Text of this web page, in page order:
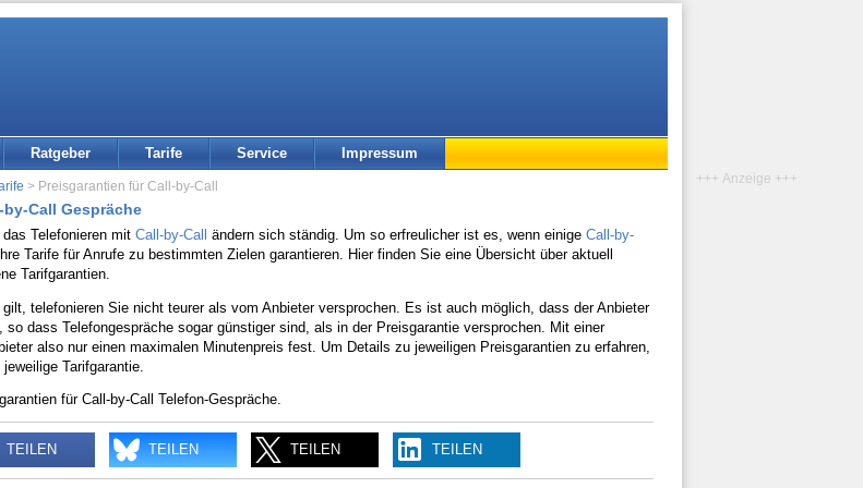
Ratgeber Tarife Service Impressum
> Preisgarantien für Call-by-Call
Call Gespräche
Telefonieren mit Call-by-Call ändern sich ständig. Um so erfreulicher ist es, wenn einige Call-by-
Tarife für Anrufe zu bestimmten Zielen garantieren. Hier finden Sie eine Übersicht über aktuell
Tarifgarantien.
telefonieren Sie nicht teurer als vom Anbieter versprochen. Es ist auch möglich, dass der Anbieter
dass Telefongespräche sogar günstiger sind, als in der Preisgarantie versprochen. Mit einer
also nur einen maximalen Minutenpreis fest. Um Details zu jeweiligen Preisgarantien zu erfahren,
Tarifgarantie.
für Call-by-Call Telefon-Gespräche.
TEILEN TEILEN TEILEN TEILEN
+++ Anzeige +++